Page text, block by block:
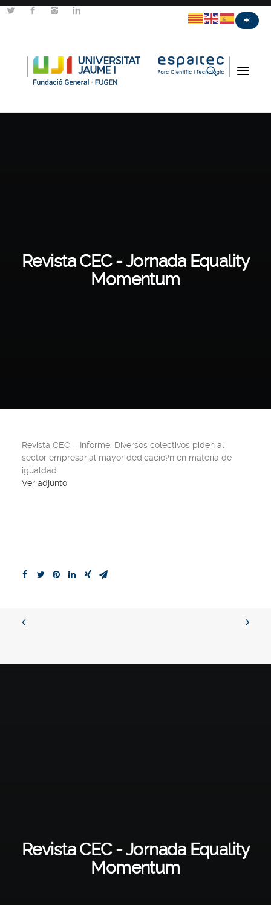
Revista CEC - Jornada Equality
Momentum
Revista CEC – Informe: Diversos colectivos piden al
sector empresarial mayor dedicacio?n en materia de
igualdad
Ver adjunto
Revista CEC - Jornada Equality
Momentum